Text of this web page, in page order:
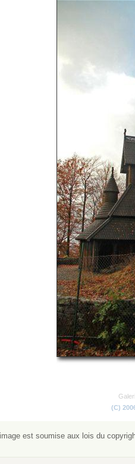
(C)
est soumise aux lois du